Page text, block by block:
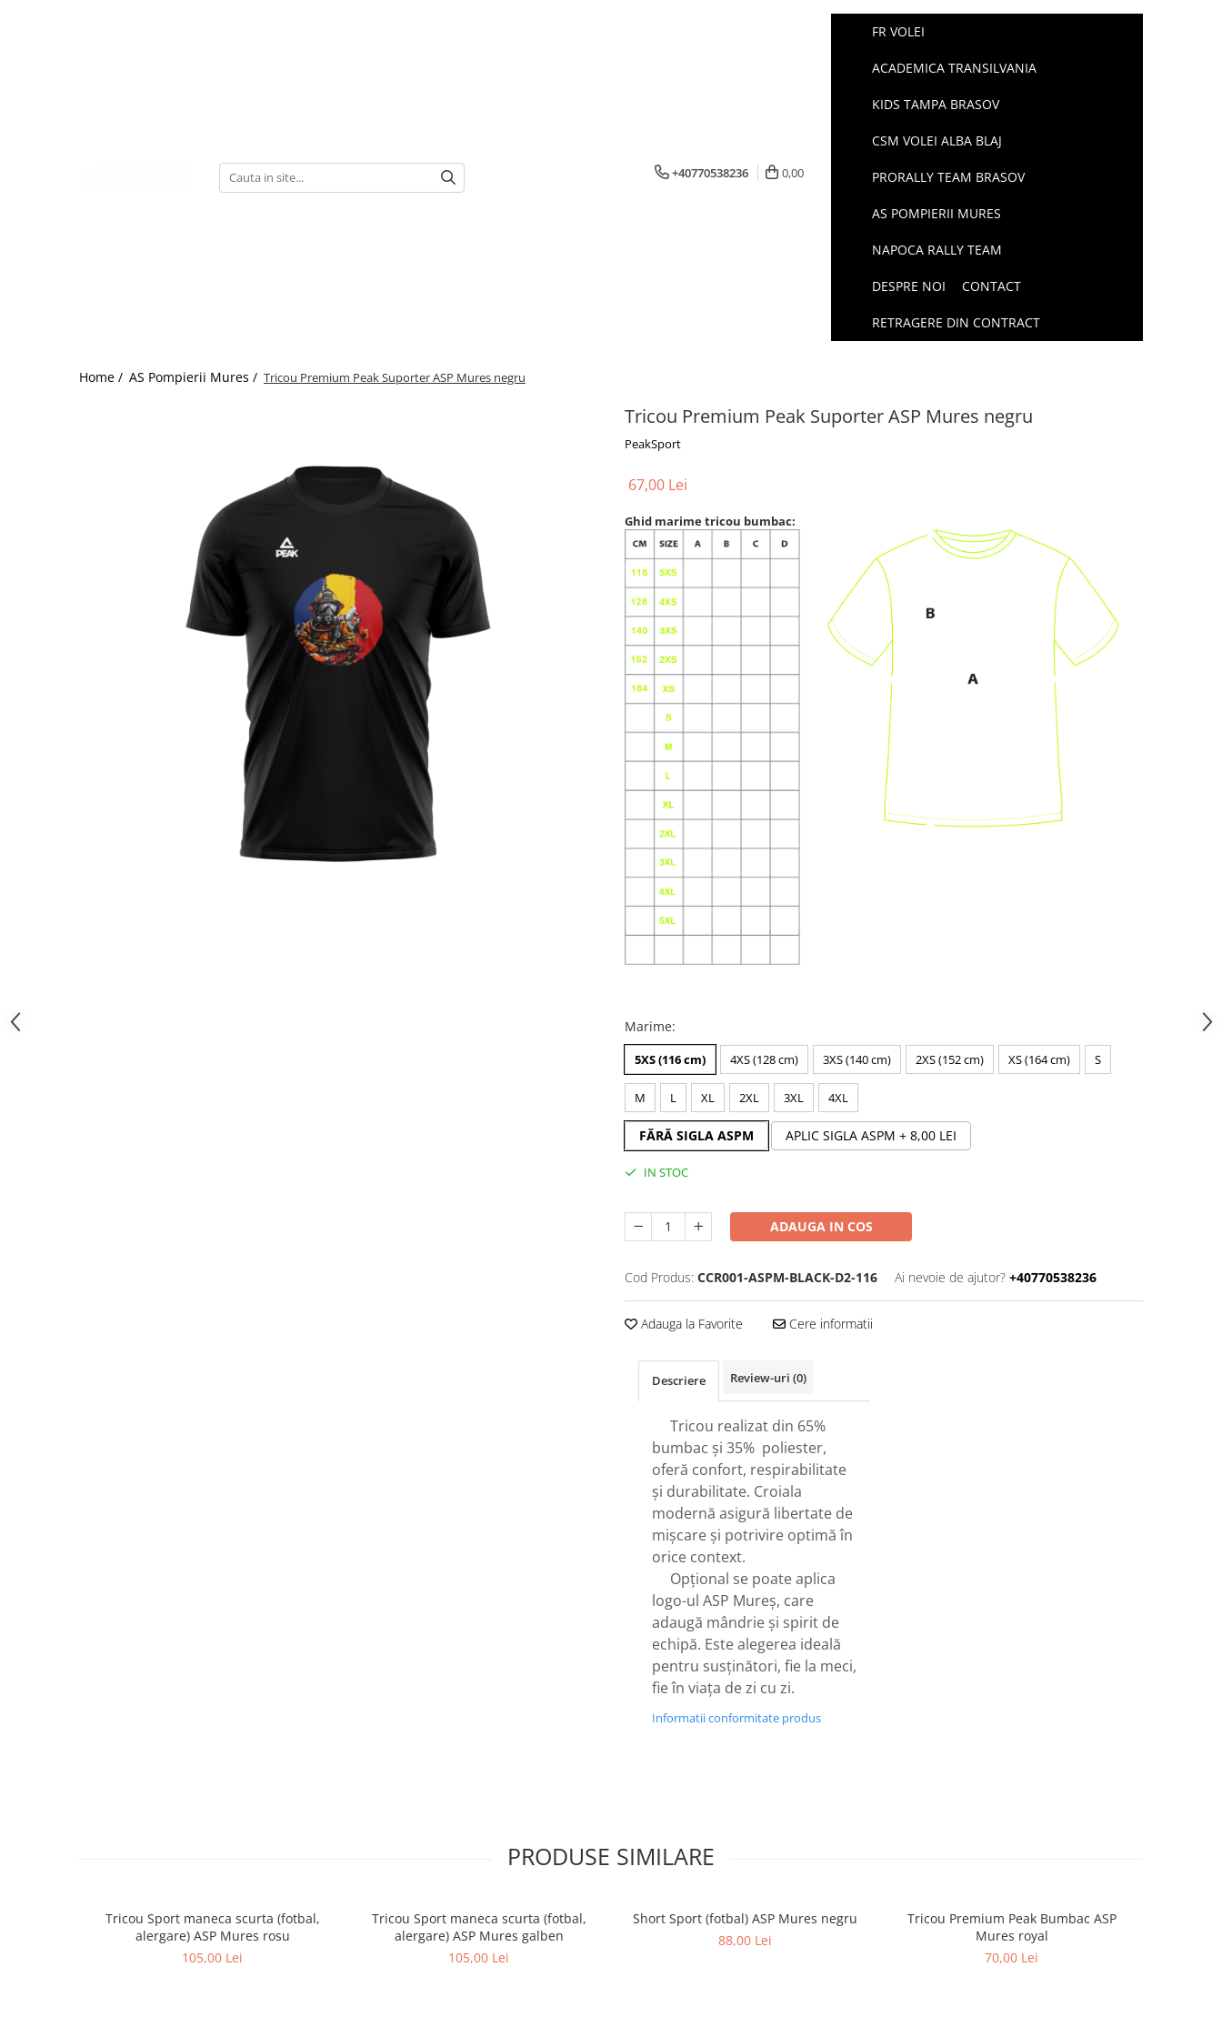
+40770538236 0,00
FR VOLEI
ACADEMICA TRANSILVANIA
KIDS TAMPA BRASOV
CSM VOLEI ALBA BLAJ
PRORALLY TEAM BRASOV
AS POMPIERII MURES
NAPOCA RALLY TEAM
DESPRE NOI CONTACT
RETRAGERE DIN CONTRACT
Home / AS Pompierii Mures / Tricou Premium Peak Suporter ASP Mures negru
Tricou Premium Peak Suporter ASP Mures negru
PeakSport
67,00 Lei
Ghid marime tricou bumbac:
Marime:
5XS (116 cm) 4XS (128 cm) 3XS (140 cm) 2XS (152 cm) XS (164 cm) S
M L XL 2XL 3XL 4XL
FĂRĂ SIGLA ASPM APLIC SIGLA ASPM + 8,00 LEI
IN STOC
ADAUGA IN COS
Cod Produs: CCR001-ASPM-BLACK-D2-116 Ai nevoie de ajutor? +40770538236
Adauga la Favorite Cere informatii
Descriere Review-uri (0)
Tricou realizat din 65%
bumbac și 35% poliester,
oferă confort, respirabilitate
și durabilitate. Croiala
modernă asigură libertate de
mișcare și potrivire optimă în
orice context.
Opțional se poate aplica
logo-ul ASP Mureș, care
adaugă mândrie și spirit de
echipă. Este alegerea ideală
pentru susținători, fie la meci,
fie în viața de zi cu zi.
Informatii conformitate produs
PRODUSE SIMILARE
Tricou Sport maneca scurta (fotbal,
alergare) ASP Mures rosu
105,00 Lei
Tricou Sport maneca scurta (fotbal,
alergare) ASP Mures galben
105,00 Lei
Short Sport (fotbal) ASP Mures negru
88,00 Lei
Tricou Premium Peak Bumbac ASP
Mures royal
70,00 Lei